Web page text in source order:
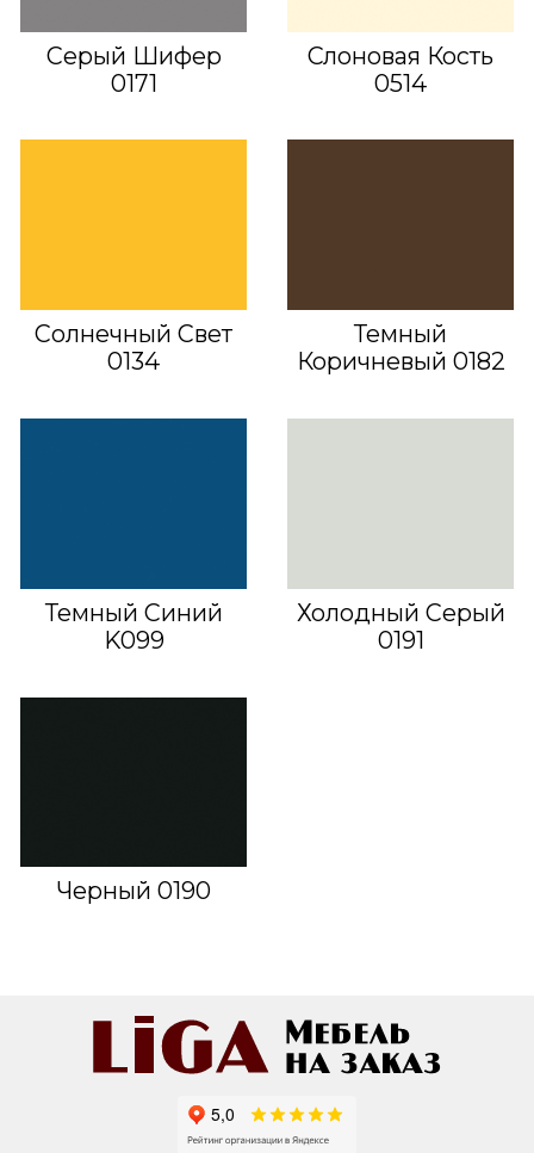
Серый Шифер
0171
Слоновая Кость
0514
Солнечный Свет
0134
Темный
Коричневый 0182
Темный Синий
K099
Холодный Серый
0191
Черный 0190